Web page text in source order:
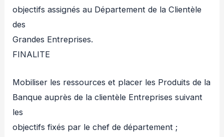
objectifs assignés au Département de la Clientèle
des
Grandes Entreprises.
FINALITE
Mobiliser les ressources et placer les Produits de la
Banque auprès de la clientèle Entreprises suivant
les
objectifs fixés par le chef de département ;